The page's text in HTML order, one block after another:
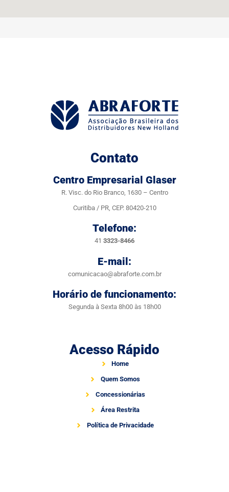
Contato
Centro Empresarial Glaser
R. Visc. do Rio Branco, 1630 – Centro
Curitiba / PR, CEP. 80420-210
Telefone:
41 3323-8466
E-mail:
comunicacao@abraforte.com.br
Horário de funcionamento:
Segunda à Sexta 8h00 às 18h00
Acesso Rápido
Home
Quem Somos
Concessionárias
Área Restrita
Política de Privacidade